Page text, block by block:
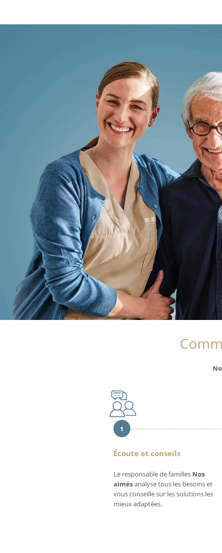
1
Écoute et conseils
Le responsable de familles Nos
aimésanalyse tous les besoins et
vous conseille sur les solutions les
mieux adaptées.